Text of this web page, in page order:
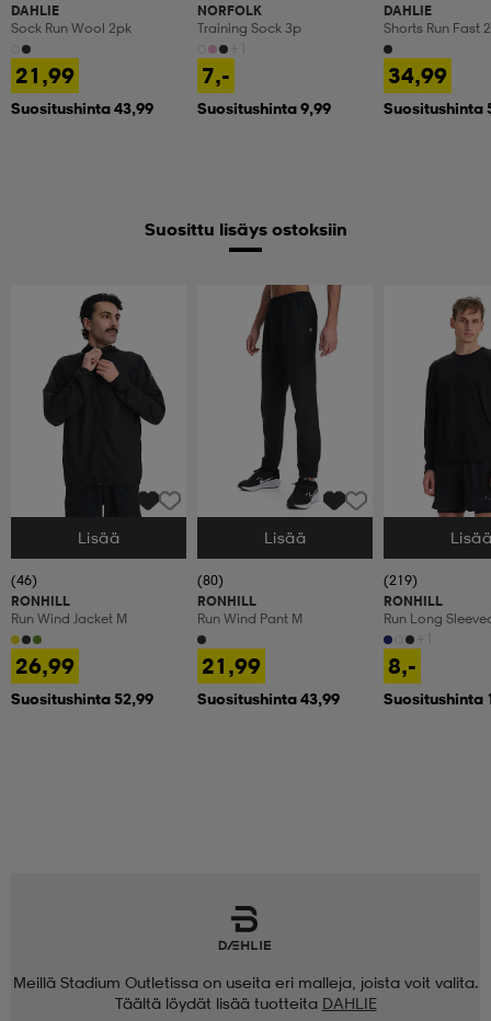
DAHLIE
Sock Run Wool 2pk
21,99
Suositushinta 43,99
NORFOLK
Training Sock 3p
7,-
Suositushinta 9,99
DAHLIE
Shorts Run Fast
34,99
Suositushinta
Suosittu lisäys ostoksiin
Valitse Koko
Lisää
(46)
RONHILL
Run Wind Jacket M
26,99
Suositushinta 52,99
Valitse Koko
Lisää
(80)
RONHILL
Run Wind Pant M
21,99
Suositushinta 43,99
Valitse Koko
(219)
RONHILL
Run Long
8,-
Suositushinta
Meillä Stadium Outletissa on useita eri malleja, joista voit valita.
Täältä löydät lisää tuotteita DAHLIE